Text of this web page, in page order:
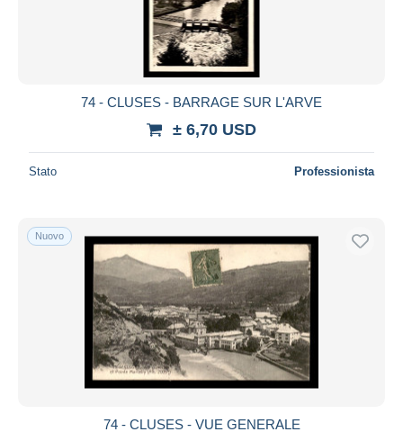
74 - CLUSES - BARRAGE SUR L'ARVE
± 6,70 USD
Stato Professionista
Nuovo
74 - CLUSES - VUE GENERALE